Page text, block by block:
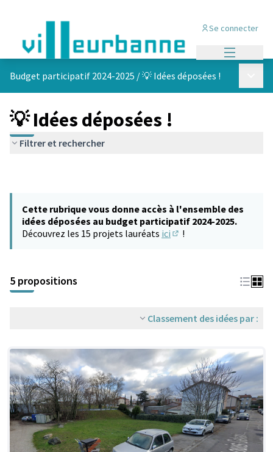
Se connecter
Budget participatif 2024-2025 /💡 Idées déposées !
💡 Idées déposées !
Filtrer et rechercher
Cette rubrique vous donne accès à l'ensemble des
idées déposées au budget participatif 2024-2025.
Découvrez les 15 projets lauréats ici !
5 propositions
Classement des idées par :